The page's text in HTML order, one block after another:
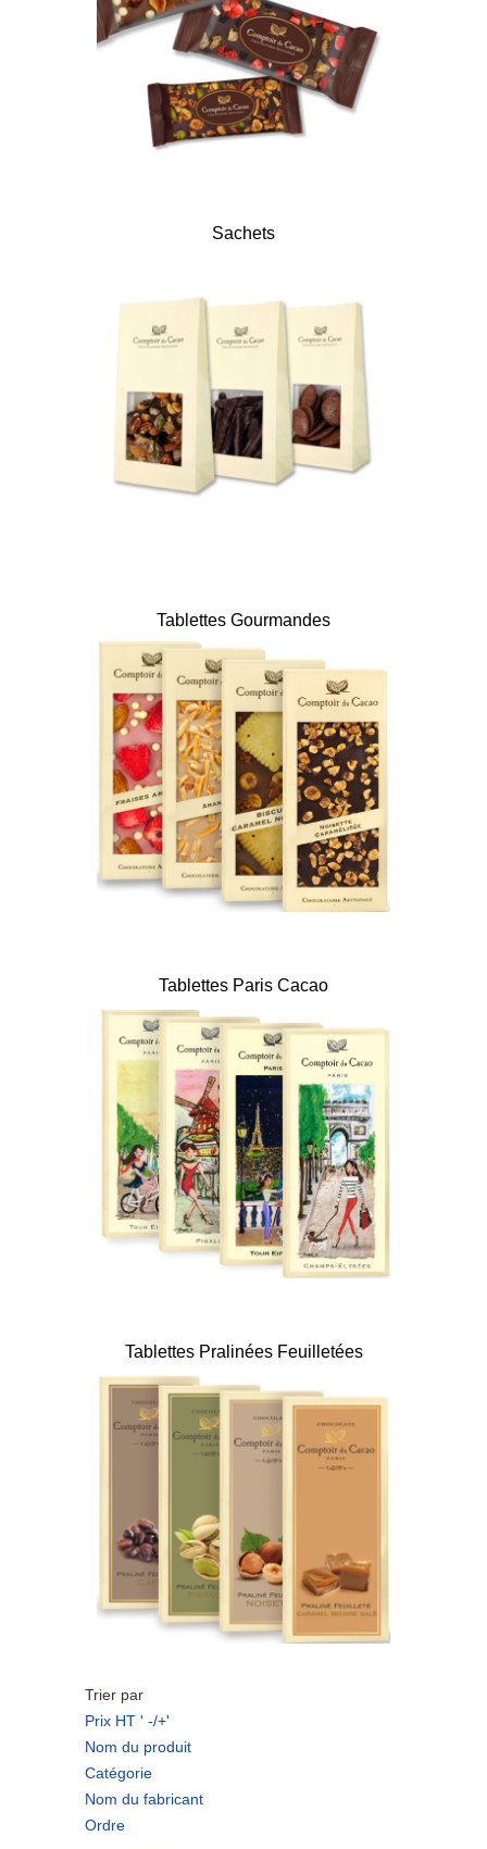
Sachets
Tablettes Gourmandes
Tablettes Paris Cacao
Tablettes Pralinées Feuilletées
Trier par
Prix HT ' -/+'
Nom du produit
Catégorie
Nom du fabricant
Ordre